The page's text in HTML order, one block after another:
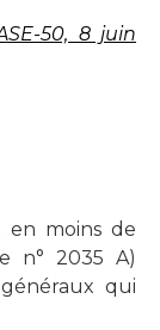
50, 8 juin
en moins de
n° 2035 A)
qui